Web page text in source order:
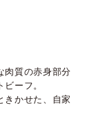
肉質の赤身部分
ーフ。
きかせた、自家